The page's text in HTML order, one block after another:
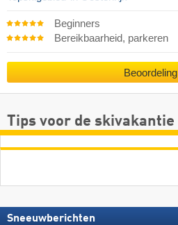
Beginners
Bereikbaarheid, parkeren
Beoordeling
Tips voor de skivakantie
Sneeuwberichten